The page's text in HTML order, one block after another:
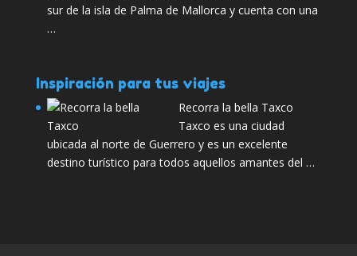
sur de la isla de Palma de Mallorca y cuenta con una
…
Inspiración para tus viajes
Recorra la bella Taxco
Taxco es una ciudad
ubicada al norte de Guerrero y es un excelente
destino turístico para todos aquellos amantes del …